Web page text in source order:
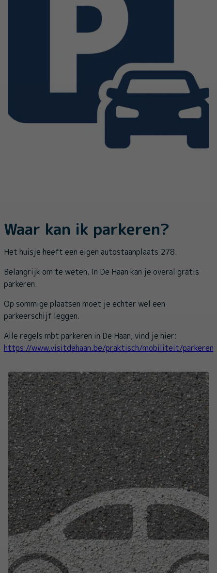
Waar kan ik parkeren?
Het huisje heeft een eigen autostaanplaats 278.
Belangrijk om te weten. In De Haan kan je overal gratis
parkeren.
Op sommige plaatsen moet je echter wel een
parkeerschijf leggen.
Alle regels mbt parkeren in De Haan, vind je hier:
https://www.visitdehaan.be/praktisch/mobiliteit/parkeren